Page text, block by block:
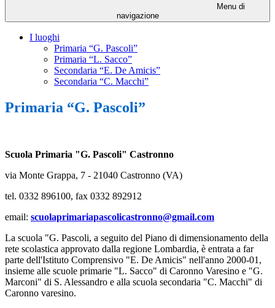
Menu di
navigazione
I luoghi
Primaria “G. Pascoli”
Primaria “L. Sacco”
Secondaria “E. De Amicis”
Secondaria “C. Macchi”
Primaria “G. Pascoli”
Scuola Primaria "G. Pascoli" Castronno
via Monte Grappa, 7 - 21040 Castronno (VA)
tel. 0332 896100, fax 0332 892912
email: scuolaprimariapascolicastronno@gmail.com
La scuola "G. Pascoli, a seguito del Piano di dimensionamento della
rete scolastica approvato dalla regione Lombardia, è entrata a far
parte dell'Istituto Comprensivo "E. De Amicis" nell'anno 2000-01,
insieme alle scuole primarie "L. Sacco" di Caronno Varesino e "G.
Marconi" di S. Alessandro e alla scuola secondaria "C. Macchi" di
Caronno varesino.